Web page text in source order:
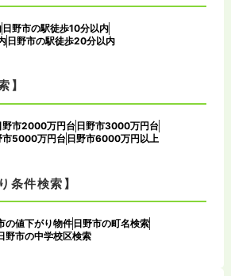
日野市の駅徒歩10分以内
日野市の駅徒歩20分以内
】
野市2000万円台 日野市3000万円台
市5000万円台 日野市6000万円以上
条件検索】
の値下がり物件 日野市の町名検索
野市の中学校区検索